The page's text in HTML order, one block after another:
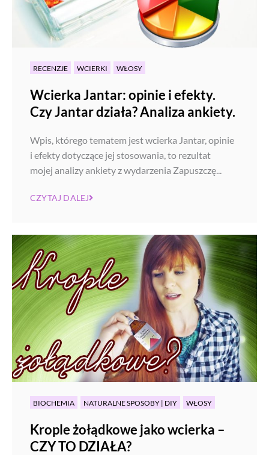
RECENZJE WCIERKI WŁOSY
Wcierka Jantar: opinie i efekty.
Czy Jantar działa? Analiza ankiety.
Wpis, którego tematem jest wcierka Jantar, opinie
i efekty dotyczące jej stosowania, to rezultat
mojej analizy ankiety z wydarzenia Zapuszczę...
CZYTAJ DALEJ
BIOCHEMIA NATURALNE SPOSOBY | DIY WŁOSY
Krople żołądkowe jako wcierka –
CZY TO DZIAŁA?